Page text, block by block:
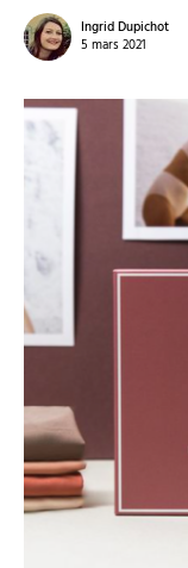
Ingrid Dupichot
5 mars 2021